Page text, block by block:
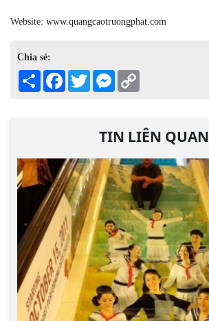
Website: www.quangcaotruongphat.com
Chia sẻ:
Share Facebook
TwitterMessenger
TIN LIÊN QUAN